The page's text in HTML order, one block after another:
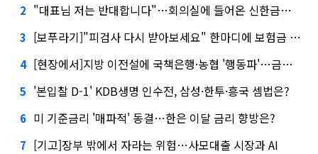
2 "대표님 저는 반대합니다"…회의실에 들어온 신한금융 AI
3 [보푸라기]"피검사 다시 받아보세요" 한마디에 보험금 못 받을 뻔?
4 [현장에서]지방 이전설에 국책은행·농협 '행동파'…금감원 '신중모드'
5 '본입찰 D-1' KDB생명 인수전, 삼성·한투·흥국 셈법은?
6 미 기준금리 '매파적' 동결…한은 이달 금리 향방은?
7 [기고]장부 밖에서 자라는 위험…사모대출 시장과 AI